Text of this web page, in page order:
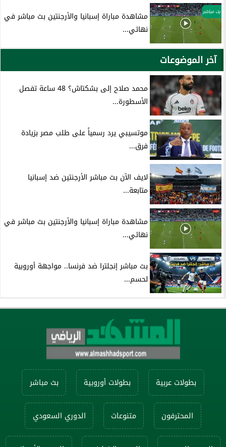
بث مباشر
مشاهدة مباراة إسبانيا والأرجنتين بث مباشر في
نهائي...
آخر الموضوعات
محمد صلاح إلى بشكتاش؟ 48 ساعة تفصل
الأسطورة...
موتسيبي يرد رسمياً على طلب مصر بزيادة
فرق...
لايف الآن بث مباشر الأرجنتين ضد إسبانيا
متابعة...
مشاهدة مباراة إسبانيا والأرجنتين بث مباشر في
نهائي...
بث مباشر إنجلترا ضد فرنسا.. مواجهة أوروبية
لحسم...
بطولات عربية بطولات أوروبية بث مباشر
المحترفون متنوعات الدوري السعودي